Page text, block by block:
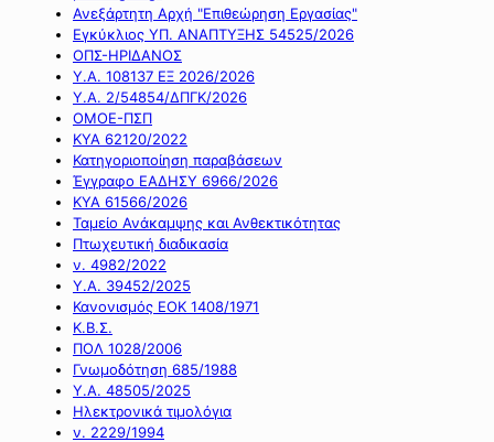
Ανεξάρτητη Αρχή "Επιθεώρηση Εργασίας"
Εγκύκλιος ΥΠ. ΑΝΑΠΤΥΞΗΣ 54525/2026
ΟΠΣ-ΗΡΙΔΑΝΟΣ
Υ.Α. 108137 ΕΞ 2026/2026
Υ.Α. 2/54854/ΔΠΓΚ/2026
ΟΜΟΕ-ΠΣΠ
ΚΥΑ 62120/2022
Κατηγοριοποίηση παραβάσεων
Έγγραφο ΕΑΔΗΣΥ 6966/2026
ΚΥΑ 61566/2026
Ταμείο Ανάκαμψης και Ανθεκτικότητας
Πτωχευτική διαδικασία
ν. 4982/2022
Υ.Α. 39452/2025
Κανονισμός ΕΟΚ 1408/1971
Κ.Β.Σ.
ΠΟΛ 1028/2006
Γνωμοδότηση 685/1988
Υ.Α. 48505/2025
Ηλεκτρονικά τιμολόγια
ν. 2229/1994